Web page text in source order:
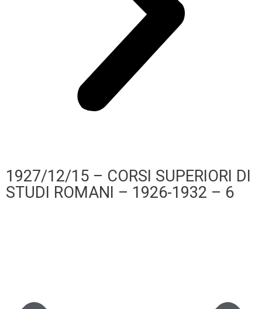
1927/12/15 – CORSI SUPERIORI DI
STUDI ROMANI – 1926-1932 – 6